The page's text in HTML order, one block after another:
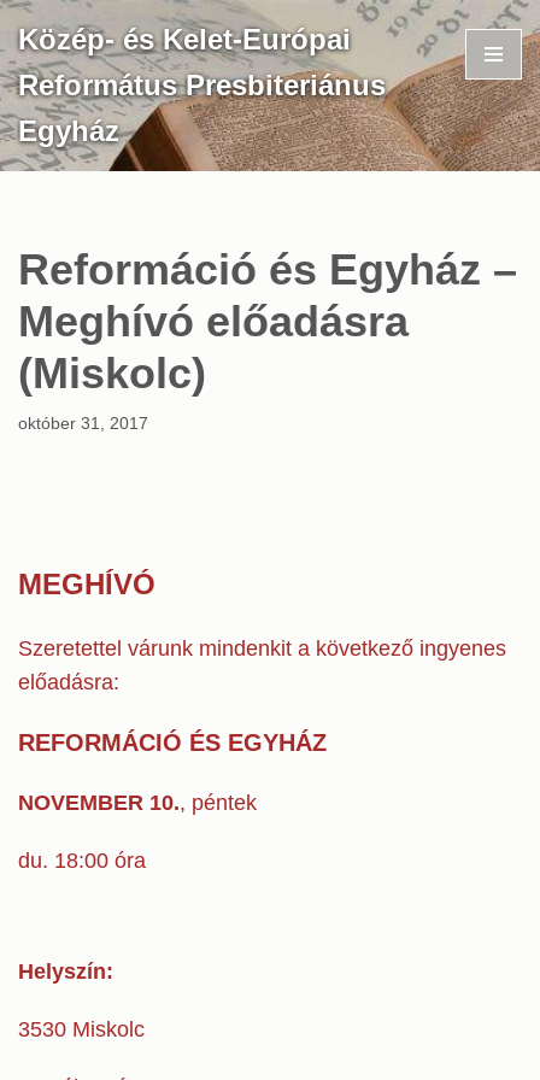
Skip
to
content
Közép- és Kelet-Európai
Református Presbiteriánus
Egyház
Reformáció és Egyház –
Meghívó előadásra
(Miskolc)
október 31, 2017
MEGHÍVÓ
Szeretettel várunk mindenkit a következő ingyenes
előadásra:
REFORMÁCIÓ ÉS EGYHÁZ
NOVEMBER 10., péntek
du. 18:00 óra
Helyszín:
3530 Miskolc